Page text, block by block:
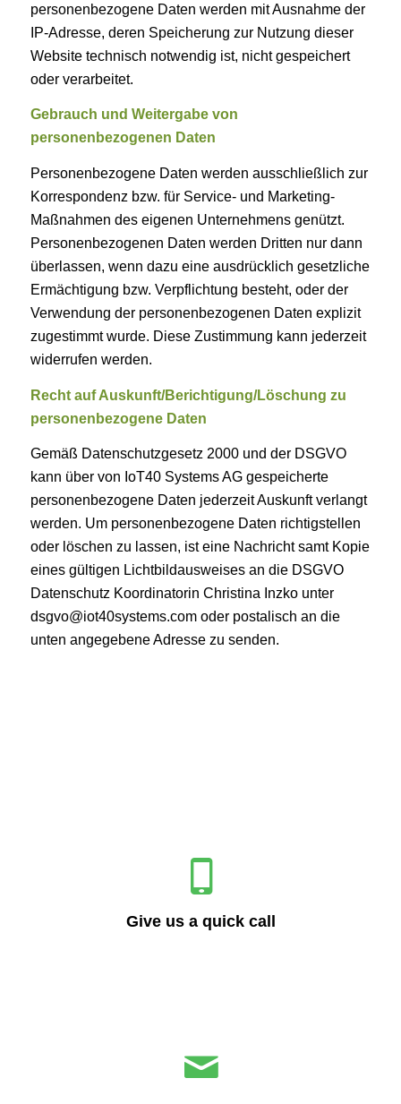
personenbezogene Daten werden mit Ausnahme der
IP-Adresse, deren Speicherung zur Nutzung dieser
Website technisch notwendig ist, nicht gespeichert
oder verarbeitet.
Gebrauch und Weitergabe von
personenbezogenen Daten
Personenbezogene Daten werden ausschließlich zur
Korrespondenz bzw. für Service- und Marketing-
Maßnahmen des eigenen Unternehmens genützt.
Personenbezogenen Daten werden Dritten nur dann
überlassen, wenn dazu eine ausdrücklich gesetzliche
Ermächtigung bzw. Verpflichtung besteht, oder der
Verwendung der personenbezogenen Daten explizit
zugestimmt wurde. Diese Zustimmung kann jederzeit
widerrufen werden.
Recht auf Auskunft/Berichtigung/Löschung zu
personenbezogene Daten
Gemäß Datenschutzgesetz 2000 und der DSGVO
kann über von IoT40 Systems AG gespeicherte
personenbezogene Daten jederzeit Auskunft verlangt
werden. Um personenbezogene Daten richtigstellen
oder löschen zu lassen, ist eine Nachricht samt Kopie
eines gültigen Lichtbildausweises an die DSGVO
Datenschutz Koordinatorin Christina Inzko unter
dsgvo@iot40systems.com oder postalisch an die
unten angegebene Adresse zu senden.
Give us a quick call
+41 44 586 2588